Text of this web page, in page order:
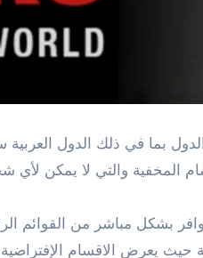
بما في ذلك الدول
المخفية والتي لا يمكن
بشكل مباشر من القوائم
يعرض الاقسام